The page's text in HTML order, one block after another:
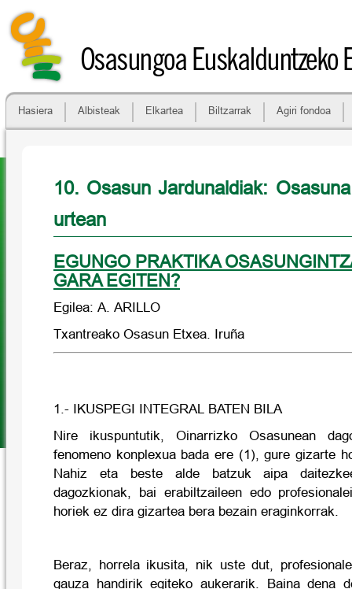
Osasungoa Euskalduntzeko
Hasiera Albisteak Elkartea Biltzarrak Agiri fondoa
10. Osasun Jardunaldiak:
urtean
EGUNGO PRAKTIKA
GARA EGITEN?
Egilea: A. ARILLO
Txantreako Osasun Etxea. Iruña
1.- IKUSPEGI INTEGRAL BATEN BILA
Nire ikuspuntutik, Oinarrizko Osasunean
fenomeno konplexua bada ere (1), gure gizarte
Nahiz eta beste alde batzuk aipa
dagozkionak, bai erabiltzaileen edo
horiek ez dira gizartea bera bezain eraginkorrak.
Beraz, horrela ikusita, nik uste dut,
gauza handirik egiteko aukerarik. Baina dena